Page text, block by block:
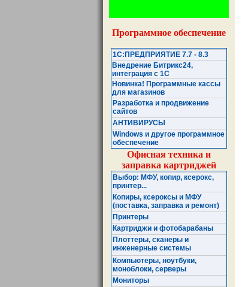
Программное обеспечение
1С:ПРЕДПРИЯТИЕ 7.7 - 8.3
Внедрение Битрикс24,
интеграция с 1С
Новинка! Программные кассы
для магазинов
Разработка и продвижение
сайтов
АНТИВИРУСЫ
Windows и другое программное
обеспечение
Офисная техника и
заправка картриджей
Выбор: МФУ, копир, ксерокс,
принтер...
Копиры, ксероксы и МФУ
(поставка, заправка и ремонт)
Принтеры
Картриджи и фотобарабаны
Плоттеры, сканеры и
инженерные системы
Компьютеры, ноутбуки,
моноблоки, серверы
Мониторы